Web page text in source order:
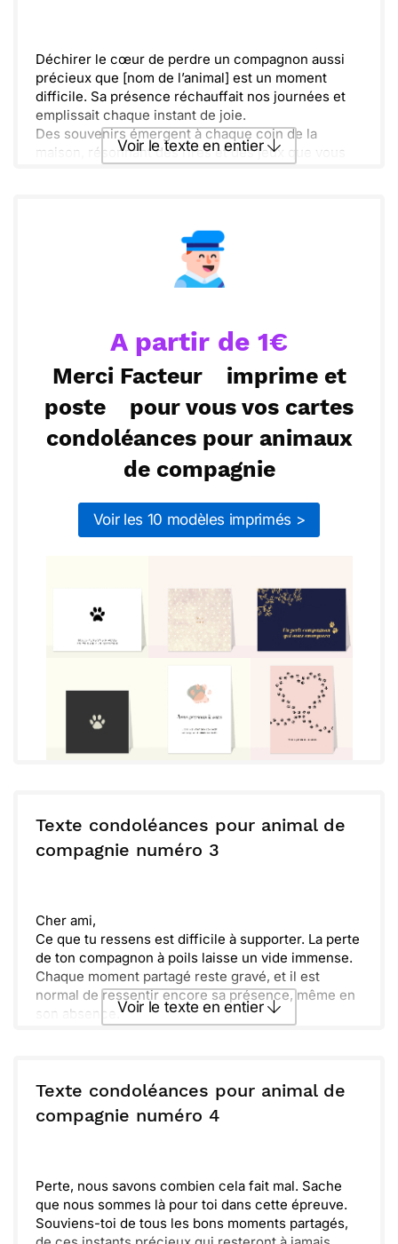
Déchirer le cœur de perdre un compagnon aussi
précieux que [nom de l’animal] est un moment
difficile. Sa présence réchauffait nos journées et
emplissait chaque instant de joie.
Des souvenirs émergent à chaque coin de la
maison, résonnant des rires et des jeux que vous
Demeurons ensemble dans cette épreuve.
N'hésitez pas à parler, partager ou simplement
vous recueillir quand cela est nécessaire. Je suis là
Voir le texte en entier
Recevoir par mail
Envoyer via Whatsapp
A partir de 1€
Merci Facteur
imprime et
poste
pour vous vos cartes
condoléances pour animaux
de compagnie
Voir les 10 modèles imprimés >
Texte condoléances pour animal de
compagnie numéro 3
Cher ami,
Ce que tu ressens est difficile à supporter. La perte
de ton compagnon à poils laisse un vide immense.
Chaque moment partagé reste gravé, et il est
normal de ressentir encore sa présence, même en
son absence.
Lis ces lignes comme un réconfort, une pensée
pour toi et pour tous les beaux souvenirs. Prends le
temps de te remettre, je suis là pour toi.
Voir le texte en entier
ou : Copier Recevoir par mail
Texte condoléances pour animal de
compagnie numéro 4
Perte, nous savons combien cela fait mal. Sache
que nous sommes là pour toi dans cette épreuve.
Souviens-toi de tous les bons moments partagés,